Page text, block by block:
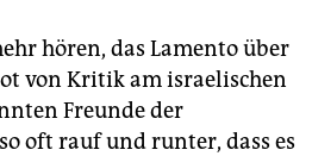
hören, das Lamento über
von Kritik am israelischen
Freunde der
oft rauf und runter, dass es